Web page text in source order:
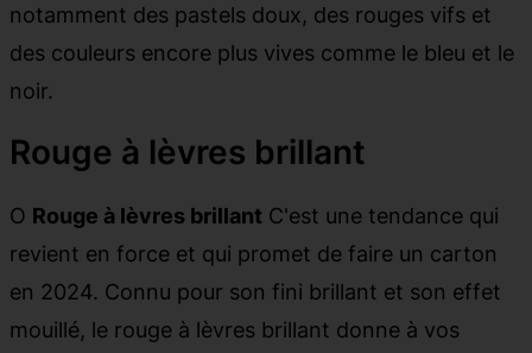
notamment des pastels doux, des rouges vifs et
des couleurs encore plus vives comme le bleu et le
noir.
Rouge à lèvres brillant
O Rouge à lèvres brillant C'est une tendance qui
revient en force et qui promet de faire un carton
en 2024. Connu pour son fini brillant et son effet
mouillé, le rouge à lèvres brillant donne à vos